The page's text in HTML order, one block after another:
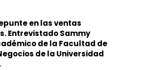
en las ventas
Entrevistado Sammy
de la Facultad de
de la Universidad